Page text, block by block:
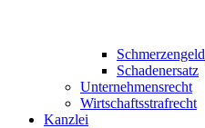
Schmerzengeld
Schadenersatz
Unternehmensrecht
Wirtschaftsstrafrecht
Kanzlei